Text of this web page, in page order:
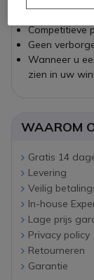
WAAROM
Gratis 14
Levering
Veilig
In-house
Lage prijs
Privacy policy
Retourneren
Garantie
Competitieve
Geen
Wanneer u
zien in uw